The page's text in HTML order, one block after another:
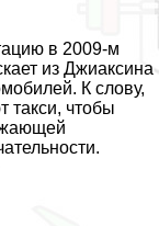
в 2009-м
из Джиаксина
К слову,
такси, чтобы